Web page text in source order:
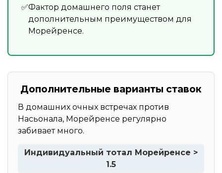
Фактор домашнего поля станет
дополнительным преимуществом для
Морейренсе.
Дополнительные варианты ставок
В домашних очных встречах против
Насьонала, Морейренсе регулярно
забивает много.
Индивидуальный тотал Морейренсе >
1.5